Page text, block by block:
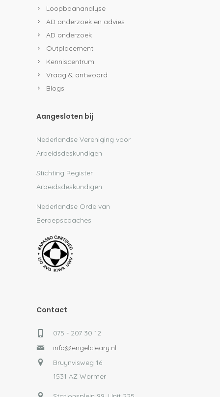
Loopbaananalyse
AD onderzoek en advies
AD onderzoek
Outplacement
Kenniscentrum
Vraag & antwoord
Blogs
Aangesloten bij
Nederlandse Vereniging voor
Arbeidsdeskundigen
Stichting Register
Arbeidsdeskundigen
Nederlandse Orde van
Beroepscoaches
Contact
075 - 207 30 12
info@engelcleary.nl
Bruynvisweg 16
1531 AZ Wormer